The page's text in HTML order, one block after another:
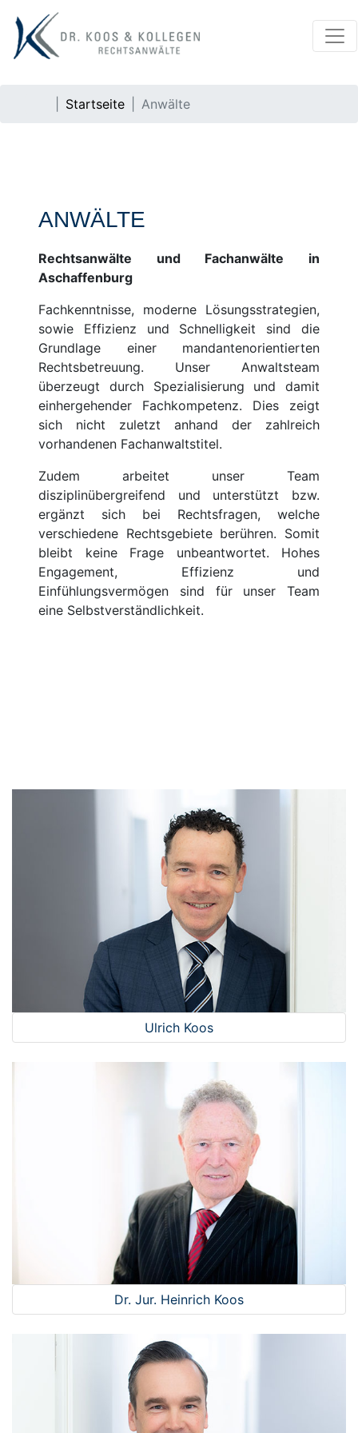
Startseite Anwälte
ANWÄLTE
Rechtsanwälte und Fachanwälte in
Aschaffenburg
Fachkenntnisse, moderne Lösungsstrategien,
sowie Effizienz und Schnelligkeit sind die
Grundlage einer mandantenorientierten
Rechtsbetreuung. Unser Anwaltsteam
überzeugt durch Spezialisierung und damit
einhergehender Fachkompetenz. Dies zeigt
sich nicht zuletzt anhand der zahlreich
vorhandenen Fachanwaltstitel.
Zudem arbeitet unser Team
disziplinübergreifend und unterstützt bzw.
ergänzt sich bei Rechtsfragen, welche
verschiedene Rechtsgebiete berühren. Somit
bleibt keine Frage unbeantwortet. Hohes
Engagement, Effizienz und
Einfühlungsvermögen sind für unser Team
eine Selbstverständlichkeit.
Ulrich Koos
Dr. Jur. Heinrich Koos